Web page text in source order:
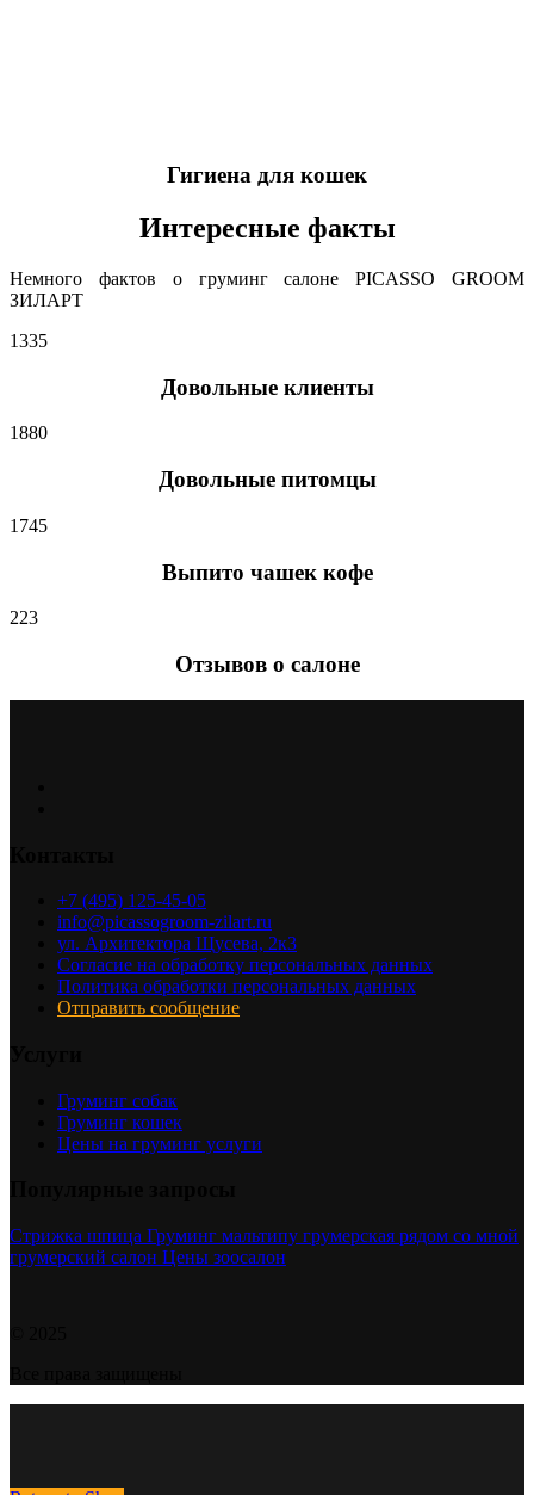
Гигиена для кошек
Интересные факты
Немного фактов о груминг салоне PICASSO GROOM
ЗИЛАРТ
1335
Довольные клиенты
1880
Довольные питомцы
1745
Выпито чашек кофе
223
Отзывов о салоне
+7 (495) 125-45-05
info@picassogroom-zilart.ru
ул. Архитектора Щусева, 2к3
Согласие на обработку персональных данных
Политика обработки персональных данных
Отправить сообщение
Груминг собак
Груминг кошек
Цены на груминг услуги
Стрижка шпица Груминг мальтипу грумерская рядом со мной
грумерский салон Цены зоосалон